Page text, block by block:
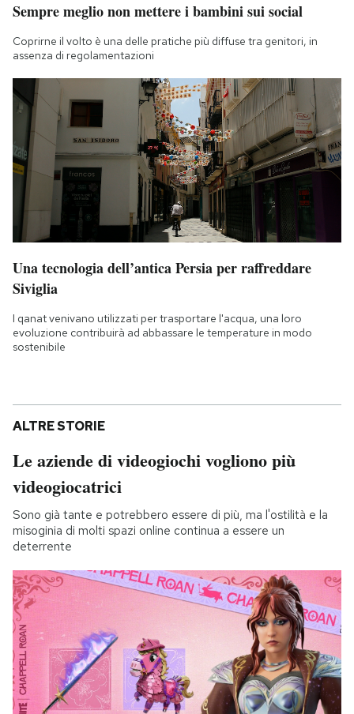
Sempre meglio non mettere i bambini sui social
Coprirne il volto è una delle pratiche più diffuse tra genitori, in
assenza di regolamentazioni
Una tecnologia dell’antica Persia per raffreddare
Siviglia
I qanat venivano utilizzati per trasportare l'acqua, una loro
evoluzione contribuirà ad abbassare le temperature in modo
sostenibile
ALTRE STORIE
Le aziende di videogiochi vogliono più
videogiocatrici
Sono già tante e potrebbero essere di più, ma l'ostilità e la
misoginia di molti spazi online continua a essere un
deterrente